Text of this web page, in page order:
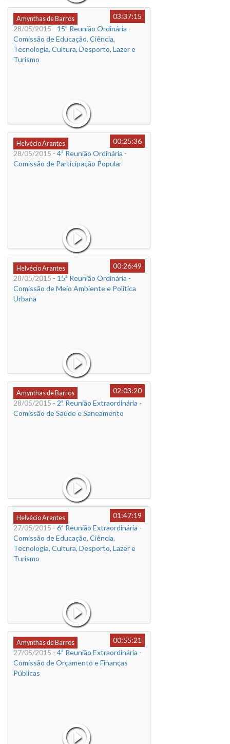
Amynthas de Barros
03:37:15
28/05/2015 - 15ª Reunião Ordinária -
Comissão de Educação, Ciência,
Tecnologia, Cultura, Desporto, Lazer e
Turismo
Helvécio Arantes
00:25:36
28/05/2015 - 4ª Reunião Ordinária -
Comissão de Participação Popular
Helvécio Arantes
00:26:49
28/05/2015 - 15ª Reunião Ordinária -
Comissão de Meio Ambiente e Política
Urbana
Amynthas de Barros
02:03:20
28/05/2015 - 2ª Reunião Extraordinária -
Comissão de Saúde e Saneamento
Helvécio Arantes
01:47:19
27/05/2015 - 6ª Reunião Extraordinária -
Comissão de Educação, Ciência,
Tecnologia, Cultura, Desporto, Lazer e
Turismo
Amynthas de Barros
00:55:21
27/05/2015 - 4ª Reunião Extraordinária -
Comissão de Orçamento e Finanças
Públicas